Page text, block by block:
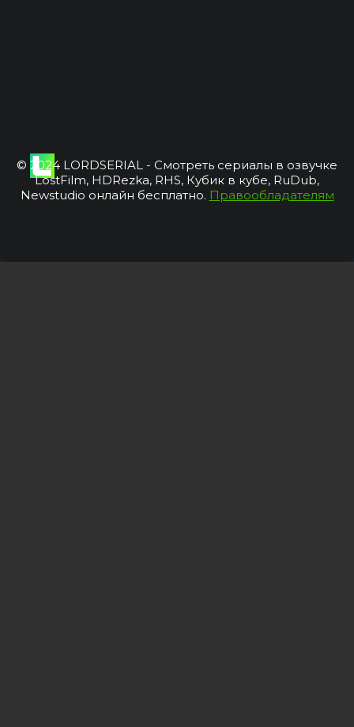
© 2024 LORDSERIAL - Смотреть сериалы в озвучке
LostFilm, HDRezka, RHS, Кубик в кубе, RuDub,
Newstudio онлайн бесплатно. Правообладателям